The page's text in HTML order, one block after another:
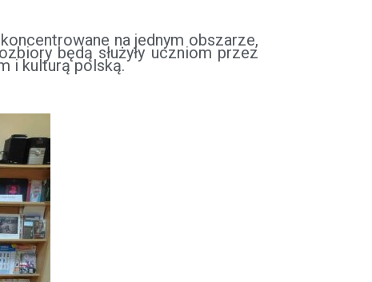
na jednym obszarze,
będą służyły uczniom przez
i kulturą polską.